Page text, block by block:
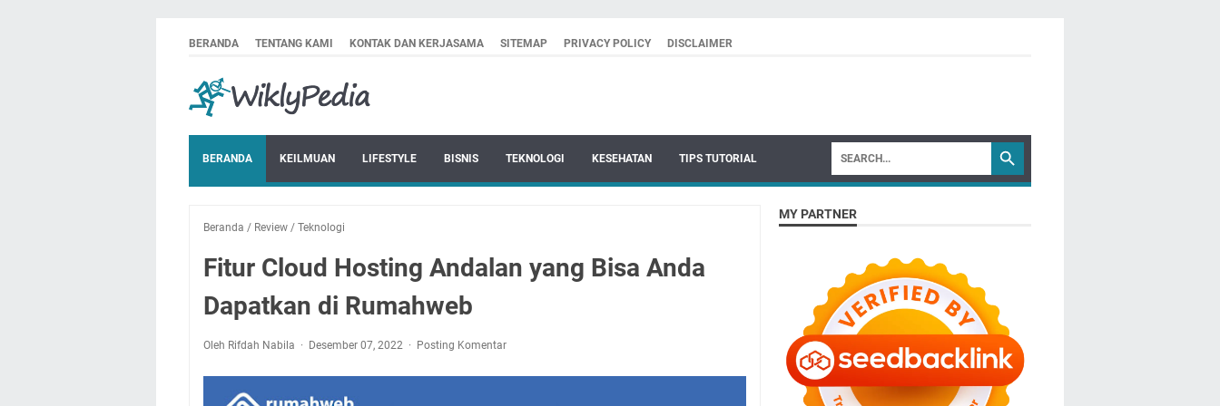
BERANDA TENTANG KAMI KONTAK DAN KERJASAMA SITEMAP PRIVACY POLICY DISCLAIMER
BERANDA KEILMUAN LIFESTYLE BISNIS TEKNOLOGI KESEHATAN TIPS TUTORIAL
Beranda / Review / Teknologi
Fitur Cloud Hosting Andalan yang Bisa Anda
Dapatkan di Rumahweb
Oleh Rifdah Nabila Desember 07, 2022 Posting Komentar
MY PARTNER